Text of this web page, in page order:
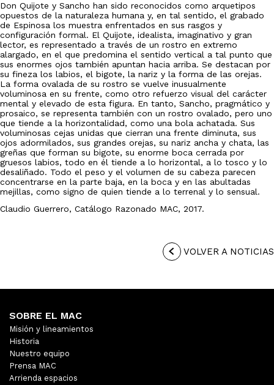
Don Quijote y Sancho han sido reconocidos como arquetipos
opuestos de la naturaleza humana y, en tal sentido, el grabado
de Espinosa los muestra enfrentados en sus rasgos y
configuración formal. El Quijote, idealista, imaginativo y gran
lector, es representado a través de un rostro en extremo
alargado, en el que predomina el sentido vertical a tal punto que
sus enormes ojos también apuntan hacia arriba. Se destacan por
su fineza los labios, el bigote, la nariz y la forma de las orejas.
La forma ovalada de su rostro se vuelve inusualmente
voluminosa en su frente, como otro refuerzo visual del carácter
mental y elevado de esta figura. En tanto, Sancho, pragmático y
prosaico, se representa también con un rostro ovalado, pero uno
que tiende a la horizontalidad, como una bola achatada. Sus
voluminosas cejas unidas que cierran una frente diminuta, sus
ojos adormilados, sus grandes orejas, su nariz ancha y chata, las
greñas que forman su bigote, su enorme boca cerrada por
gruesos labios, todo en él tiende a lo horizontal, a lo tosco y lo
desaliñado. Todo el peso y el volumen de su cabeza parecen
concentrarse en la parte baja, en la boca y en las abultadas
mejillas, como signo de quien tiende a lo terrenal y lo sensual.
Claudio Guerrero, Catálogo Razonado MAC, 2017.
VOLVER A NOTICIAS
SOBRE EL MAC
Misión y lineamientos
Historia
Nuestro equipo
Prensa MAC
Arrienda espacios